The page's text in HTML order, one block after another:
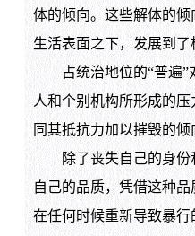
体的倾向。这些解体的
生活表面之下，发展到了
占统治地位的“普遍”
人和个别机构所形成的
同其抵抗力加以摧毁的倾
除了丧失自己的身份
自己的品质，凭借这种
在任何时候重新导致暴